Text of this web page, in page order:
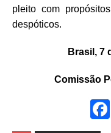
pleito com
despóticos.
Brasil, 7
Comissão